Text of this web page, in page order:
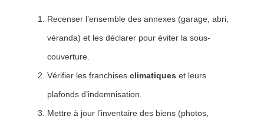
Recenser l’ensemble des annexes (garage, abri,
véranda) et les déclarer pour éviter la sous-
couverture.
Vérifier les franchisesclimatiques et leurs
plafonds d’indemnisation.
Mettre à jour l’inventaire des biens (photos,